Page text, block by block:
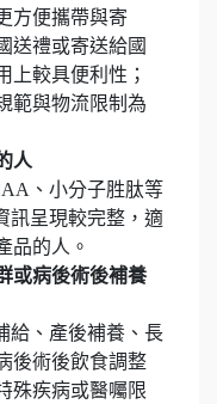
方便攜帶與寄
送禮或寄送給國
上較具便利性；
範與物流限制為
人
、小分子胜肽等
訊呈現較完整，適
品的人。
或病後術後補養
給、產後補養、長
後術後飲食調整
殊疾病或醫囑限